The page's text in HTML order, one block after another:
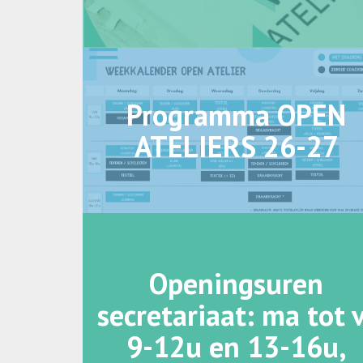
Programma OPEN
ATELIERS 26-27
Openingsuren
secretariaat: ma tot
9-12u en 13-16u,